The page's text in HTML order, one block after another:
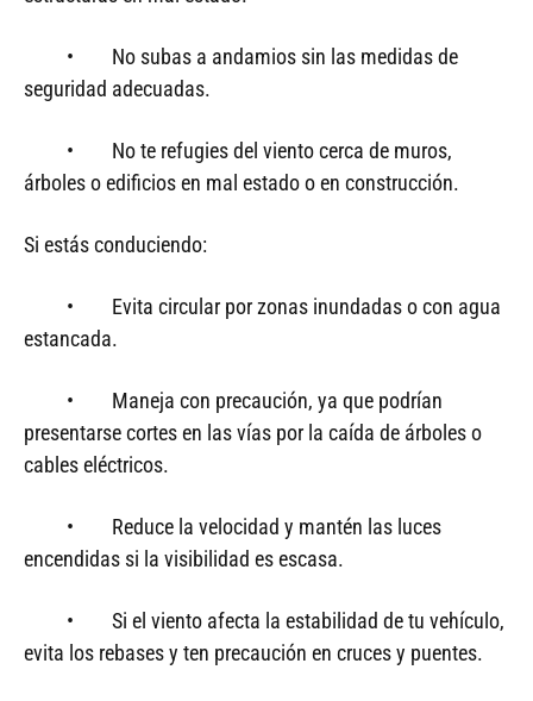
• No subas a andamios sin las medidas de
seguridad adecuadas.
• No te refugies del viento cerca de muros,
árboles o edificios en mal estado o en construcción.
Si estás conduciendo:
• Evita circular por zonas inundadas o con agua
estancada.
• Maneja con precaución, ya que podrían
presentarse cortes en las vías por la caída de árboles o
cables eléctricos.
• Reduce la velocidad y mantén las luces
encendidas si la visibilidad es escasa.
• Si el viento afecta la estabilidad de tu vehículo,
evita los rebases y ten precaución en cruces y puentes.